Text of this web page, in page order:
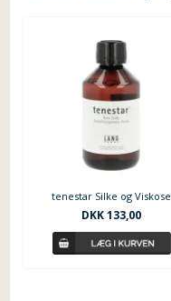
tenestar Silke og Viskose
DKK 133,00